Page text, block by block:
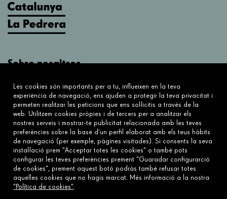
Sobre nosaltres
Sobre nosaltres
Connecta
Contacta'ns
Preguntes freqüents
Enllaços
Les cookies són importants per a tu, influeixen en la teva
experiència de navegació, ens ajuden a protegir la teva privacitat i
permeten realitzar les peticions que ens sol·licitis a través de la
web. Utilitzem cookies pròpies i de tercers per a analitzar els
nostres serveis i mostrar-te publicitat relacionada amb les teves
preferències sobre la base d’un perfil elaborat amb els teus hàbits
de navegació (per exemple, pàgines visitades). Si consents la seva
instal·lació prem "Acceptar totes les cookies" o també pots
configurar les teves preferències prement "Guaradar configurarció
de cookies", prement aquest botó podràs també refusar totes
aquelles cookies que no hagis marcat. Més informació a la nostra
"Política de cookies".